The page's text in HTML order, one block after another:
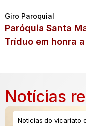
Giro Paroquial
Paróquia Santa
Tríduo em honra
Notícias
Noticias do vicariato